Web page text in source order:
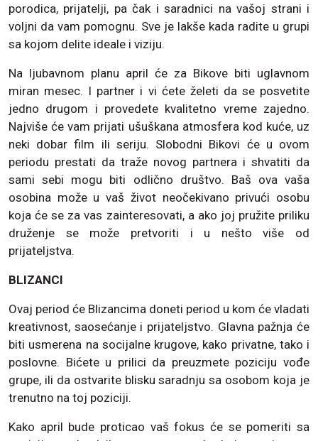
porodica, prijatelji, pa čak i saradnici na vašoj strani i
voljni da vam pomognu. Sve je lakše kada radite u grupi
sa kojom delite ideale i viziju.
Na ljubavnom planu april će za Bikove biti uglavnom
miran mesec. I partner i vi ćete želeti da se posvetite
jedno drugom i provedete kvalitetno vreme zajedno.
Najviše će vam prijati ušuškana atmosfera kod kuće, uz
neki dobar film ili seriju. Slobodni Bikovi će u ovom
periodu prestati da traže novog partnera i shvatiti da
sami sebi mogu biti odlično društvo. Baš ova vaša
osobina može u vaš život neočekivano privući osobu
koja će se za vas zainteresovati, a ako joj pružite priliku
druženje se može pretvoriti i u nešto više od
prijateljstva.
BLIZANCI
Ovaj period će Blizancima doneti period u kom će vladati
kreativnost, saosećanje i prijateljstvo. Glavna pažnja će
biti usmerena na socijalne krugove, kako privatne, tako i
poslovne. Bićete u prilici da preuzmete poziciju vođe
grupe, ili da ostvarite blisku saradnju sa osobom koja je
trenutno na toj poziciji.
Kako april bude proticao vaš fokus će se pomeriti sa